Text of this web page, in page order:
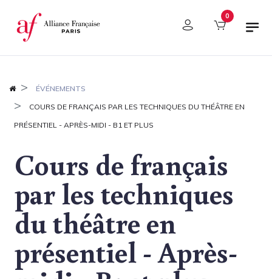
Panneau de gestion des cookies 0
ÉVÉNEMENTS
COURS DE FRANÇAIS PAR LES TECHNIQUES DU THÉÂTRE EN
PRÉSENTIEL - APRÈS-MIDI - B1 ET PLUS
Cours de français
par les techniques
du théâtre en
présentiel - Après-